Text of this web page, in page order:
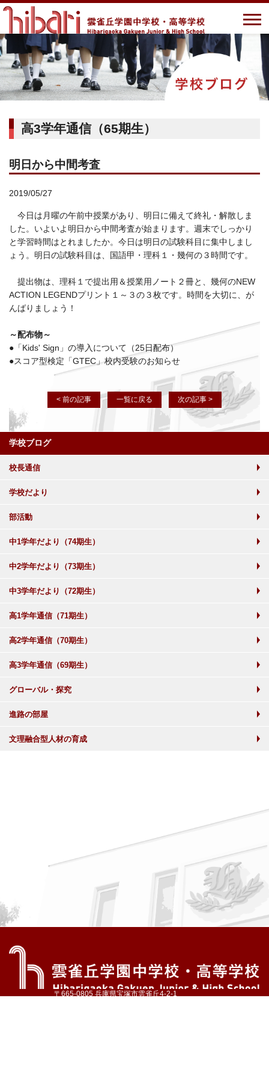
高3学年通信（65期生）
明日から中間考査
2019/05/27
今日は月曜の午前中授業があり、明日に備えて終礼・解散しま
した。いよいよ明日から中間考査が始まります。週末でしっかり
と学習時間はとれましたか。今日は明日の試験科目に集中しまし
ょう。明日の試験科目は、国語甲・理科１・幾何の３時間です。
提出物は、理科１で提出用＆授業用ノート２冊と、幾何のNEW
ACTION LEGENDプリント１～３の３枚です。時間を大切に、が
んばりましょう！
～配布物～
●「Kids' Sign」の導入について（25日配布）
●スコア型検定「GTEC」校内受験のお知らせ
< 前の記事 一覧に戻る 次の記事 >
学校ブログ
校長通信
学校だより
部活動
中1学年だより（74期生）
中2学年だより（73期生）
中3学年だより（72期生）
高1学年通信（71期生）
高2学年通信（70期生）
高3学年通信（69期生）
グローバル・探究
進路の部屋
文理融合型人材の育成
〒665-0805 兵庫県宝塚市雲雀丘4-2-1